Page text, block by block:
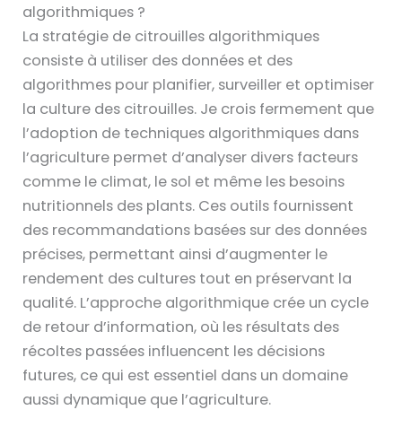
algorithmiques ?
La stratégie de citrouilles algorithmiques
consiste à utiliser des données et des
algorithmes pour planifier, surveiller et optimiser
la culture des citrouilles. Je crois fermement que
l’adoption de techniques algorithmiques dans
l’agriculture permet d’analyser divers facteurs
comme le climat, le sol et même les besoins
nutritionnels des plants. Ces outils fournissent
des recommandations basées sur des données
précises, permettant ainsi d’augmenter le
rendement des cultures tout en préservant la
qualité. L’approche algorithmique crée un cycle
de retour d’information, où les résultats des
récoltes passées influencent les décisions
futures, ce qui est essentiel dans un domaine
aussi dynamique que l’agriculture.